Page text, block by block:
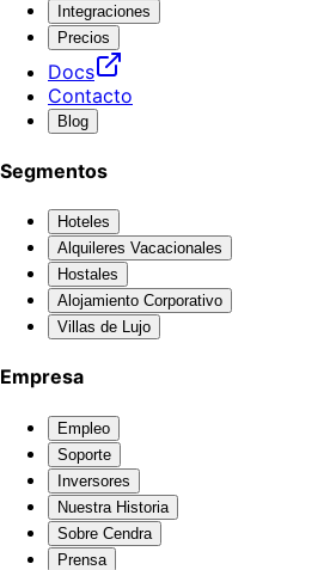
Integraciones
Precios
Docs
Contacto
Blog
Segmentos
Hoteles
Alquileres Vacacionales
Hostales
Alojamiento Corporativo
Villas de Lujo
Empresa
Empleo
Soporte
Inversores
Nuestra Historia
Sobre Cendra
Prensa